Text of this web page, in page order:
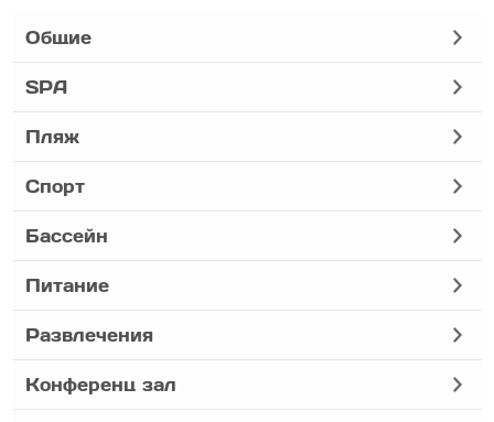
Общие
SPA
Пляж
Спорт
Бассейн
Питание
Развлечения
Конференц зал